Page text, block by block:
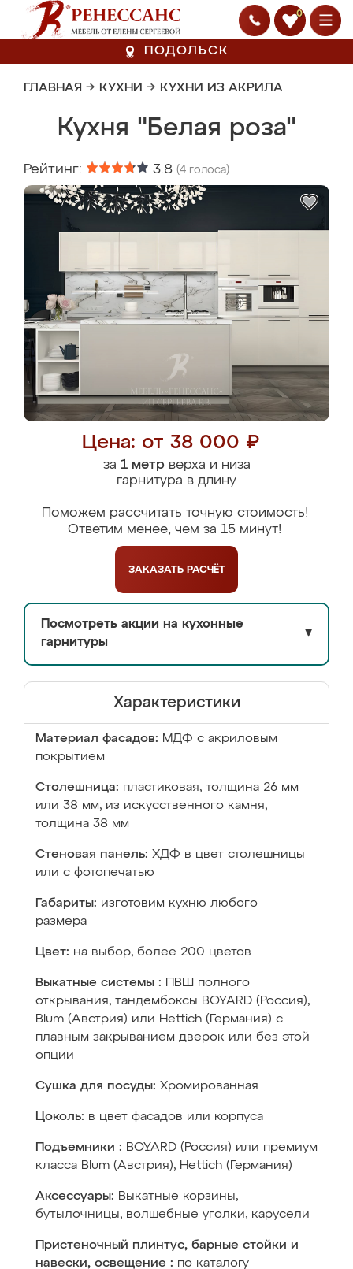
0
ПОДОЛЬСК
ГЛАВНАЯ → КУХНИ → КУХНИ ИЗ АКРИЛА
Кухня "Белая роза"
Рейтинг: 3.8 (4 голоса)
Цена: от 38 000 ₽
за 1 метрверха и низа
гарнитура в длину
Поможем рассчитать точную стоимость!
Ответим менее, чем за 15 минут!
ЗАКАЗАТЬ РАСЧЁТ
Посмотреть акции на кухонные
гарнитуры
▼
Характеристики
Материал фасадов: МДФ с акриловым
покрытием
Столешница: пластиковая, толщина 26 мм
или 38 мм; из искусственного камня,
толщина 38 мм
Стеновая панель: ХДФ в цвет столешницы
или с фотопечатью
Габариты: изготовим кухню любого
размера
Цвет: на выбор, более 200 цветов
Выкатные системы :
ПВШ полного
открывания, тандембоксы BOYARD (Россия),
Blum (Австрия) или Hettich (Германия) с
плавным закрыванием дверок или без этой
опции
Сушка для посуды: Хромированная
Цоколь: в цвет фасадов или корпуса
Подъемники : BOYARD (Россия) или премиум
класса Blum (Австрия), Hettich (Германия)
Аксессуары: Выкатные корзины,
бутылочницы, волшебные уголки, карусели
Пристеночный плинтус, барные стойки и
навески, освещение : по каталогу